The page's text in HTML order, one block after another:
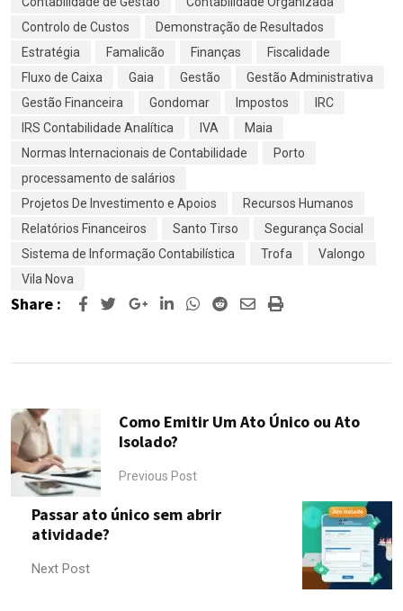
Controlo de Custos
Demonstração de Resultados
Estratégia
Famalicão Finanças
Fiscalidade
Fluxo de Caixa
Gaia Gestão
Gestão Administrativa
Gestão Financeira
Gondomar Impostos
IRC
IRS Contabilidade Analítica
IVA
Maia
Normas Internacionais de Contabilidade
Porto
processamento de salários
Projetos De Investimento e Apoios
Recursos Humanos
Relatórios Financeiros
Santo Tirso
Segurança Social
Sistema de Informação Contabilística
Trofa
Valongo
Vila Nova
Share : Google+LinkedInWhatsapp
RedditSharePrint
Como Emitir Um Ato Único ou Ato
Isolado?
Previous Post
Passar ato único sem abrir
atividade?
Next Post